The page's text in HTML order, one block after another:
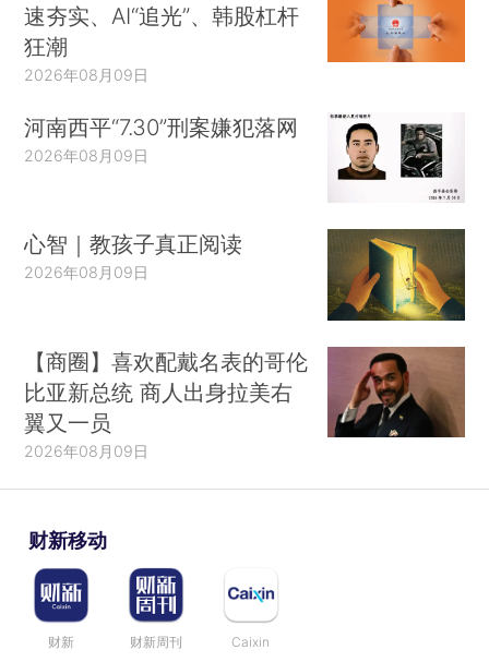
速夯实、AI“追光”、韩股杠杆
狂潮
2026年08月09日
河南西平“7.30”刑案嫌犯落网
2026年08月09日
心智｜教孩子真正阅读
2026年08月09日
【商圈】喜欢配戴名表的哥伦
比亚新总统 商人出身拉美右
翼又一员
2026年08月09日
财新移动
财新 财新周刊 Caixin